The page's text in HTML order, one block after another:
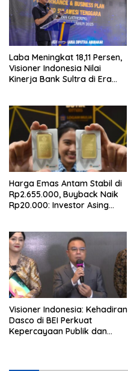
Laba Meningkat 18,11 Persen,
Visioner Indonesia Nilai
Kinerja Bank Sultra di Era
Harga Emas Antam Stabil di
Rp2.655.000, Buyback Naik
Rp20.000: Investor Asing
Visioner Indonesia: Kehadiran
Dasco di BEI Perkuat
Kepercayaan Publik dan